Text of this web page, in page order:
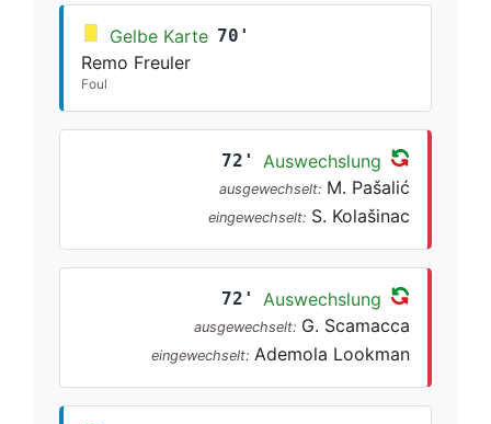
Gelbe Karte 70'
Remo Freuler
Foul
72' Auswechslung
ausgewechselt: M. Pašalić
eingewechselt: S. Kolašinac
72' Auswechslung
ausgewechselt: G. Scamacca
eingewechselt: Ademola Lookman